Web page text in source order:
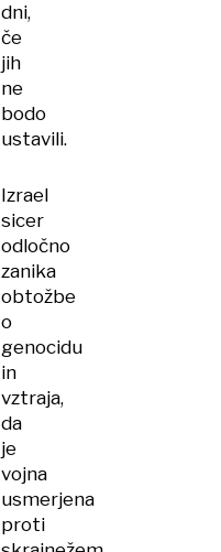
dni,
če
jih
ne
bodo
ustavili.
Izrael
sicer
odločno
zanika
obtožbe
o
genocidu
in
vztraja,
da
je
vojna
usmerjena
proti